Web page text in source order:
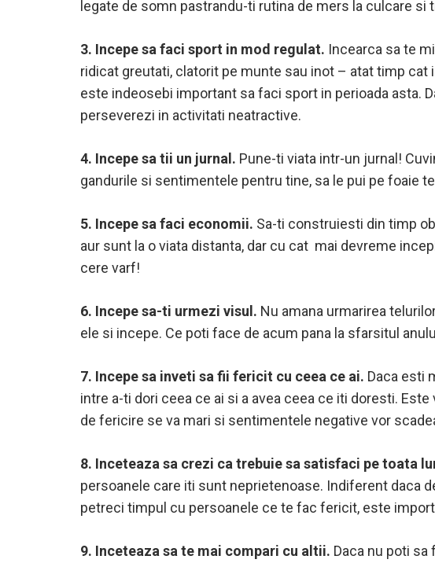
legate de somn pastrandu-ti rutina de mers la culcare si
3. Incepe sa faci sport in mod regulat. Incearca sa te
ridicat greutati, clatorit pe munte sau inot – atat timp cat
este indeosebi important sa faci sport in perioada asta.
perseverezi in activitati neatractive.
4. Incepe sa tii un jurnal. Pune-ti viata intr-un jurnal!
gandurile si sentimentele pentru tine, sa le pui pe foaie
5. Incepe sa faci economii. Sa-ti construiesti din timp
aur sunt la o viata distanta, dar cu cat mai devreme
cere varf!
6. Incepe sa-ti urmezi visul. Nu amana urmarirea
ele si incepe. Ce poti face de acum pana la sfarsitul
7. Incepe sa inveti sa fii fericit cu ceea ce ai. Daca esti
intre a-ti dori ceea ce ai si a avea ceea ce iti doresti.
de fericire se va mari si sentimentele negative vor
8. Inceteaza sa crezi ca trebuie sa satisfaci pe toata
persoanele care iti sunt neprietenoase. Indiferent daca
petreci timpul cu persoanele ce te fac fericit, este
9. Inceteaza sa te mai compari cu altii. Daca nu poti